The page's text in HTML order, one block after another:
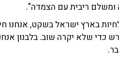
ריבית עם הצמדה".
בארץ ישראל בשקט, אנחנו